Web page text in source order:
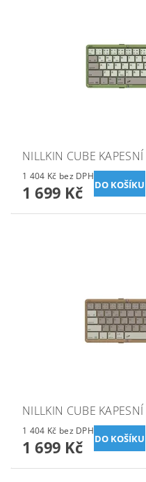
NILLKIN CUBE
1 404 Kč bez DPH
1 699 Kč
NILLKIN CUBE
1 404 Kč bez DPH
1 699 Kč